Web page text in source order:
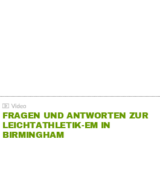
FRAGEN UND ANTWORTEN ZUR
LEICHTATHLETIK-EM IN
BIRMINGHAM